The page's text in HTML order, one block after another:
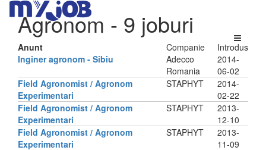
Agronom - 9 joburi
Anunt Companie
Introdus
Inginer agronom - Sibiu
Adecco
Romania
2014-
06-02
Field Agronomist / Agronom
Experimentari
STAPHYT
2014-
02-22
Field Agronomist / Agronom
Experimentari
STAPHYT
2013-
12-10
Field Agronomist / Agronom
Experimentari
STAPHYT
2013-
11-09